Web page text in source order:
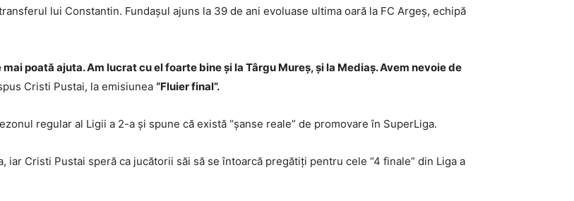
lui Constantin. Fundașul ajuns la 39 de ani evoluase ultima oară la FC Argeș, echipă
poată ajuta. Am lucrat cu el foarte bine și la Târgu Mureș, și la Mediaș. Avem nevoie de
Cristi Pustai, la emisiunea “Fluier final”.
regular al Ligii a 2-a și spune că există “șanse reale” de promovare în SuperLiga.
iar Cristi Pustai speră ca jucătorii săi să se întoarcă pregătiți pentru cele “4 finale” din Liga a